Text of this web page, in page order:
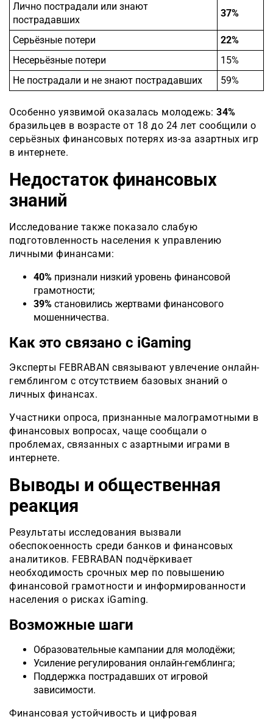
Лично пострадали или знают
пострадавших
37%
Серьёзные потери
22%
Несерьёзные потери
15%
Не пострадали и не знают пострадавших
59%
Особенно уязвимой оказалась молодежь: 34%
бразильцев в возрасте от 18 до 24 лет сообщили о
серьёзных финансовых потерях из-за азартных игр
в интернете.
Недостаток финансовых
знаний
Исследование также показало слабую
подготовленность населения к управлению
личными финансами:
40% признали низкий уровень финансовой
грамотности;
39% становились жертвами финансового
мошенничества.
Как это связано с iGaming
Эксперты FEBRABAN связывают увлечение онлайн-
гемблингом с отсутствием базовых знаний о
личных финансах.
Участники опроса, признанные малограмотными в
финансовых вопросах, чаще сообщали о
проблемах, связанных с азартными играми в
интернете.
Выводы и общественная
реакция
Результаты исследования вызвали
обеспокоенность среди банков и финансовых
аналитиков. FEBRABAN подчёркивает
необходимость срочных мер по повышению
финансовой грамотности и информированности
населения о рисках iGaming.
Возможные шаги
Образовательные кампании для молодёжи;
Усиление регулирования онлайн-гемблинга;
Поддержка пострадавших от игровой
зависимости.
Финансовая устойчивость и цифровая